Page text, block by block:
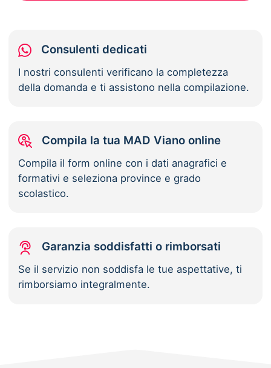
Consulenti dedicati
I nostri consulenti verificano la completezza
della domanda e ti assistono nella compilazione.
Compila la tua MAD Viano online
Compila il form online con i dati anagrafici e
formativi e seleziona province e grado
scolastico.
Garanzia soddisfatti o rimborsati
Se il servizio non soddisfa le tue aspettative, ti
rimborsiamo integralmente.